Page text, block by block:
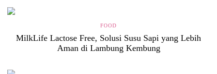
FOOD
MilkLife Lactose Free, Solusi Susu Sapi yang Lebih
Aman di Lambung Kembung